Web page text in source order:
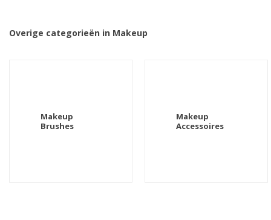
Overige categorieën in Makeup
Makeup
Brushes
Makeup
Accessoires